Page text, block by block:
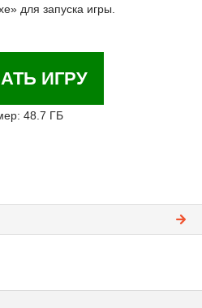
для запуска игры.
ИГРУ
48.7 ГБ